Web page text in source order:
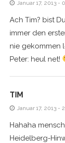
Januar 17, 2013 -
Ach Tim? bist
immer den
nie gekommen
Peter: heul net!
TIM
Januar 17, 2013 -
Hahaha
Heidelberg-